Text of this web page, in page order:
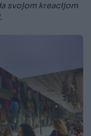
svojom kreacijom